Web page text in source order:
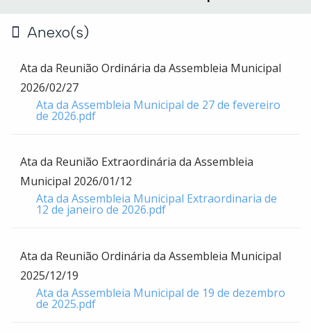
Anexo(s)
Ata da Reunião Ordinária da Assembleia Municipal
2026/02/27
Ata da Assembleia Municipal de 27 de fevereiro
de 2026.pdf
Ata da Reunião Extraordinária da Assembleia
Municipal 2026/01/12
Ata da Assembleia Municipal Extraordinaria de
12 de janeiro de 2026.pdf
Ata da Reunião Ordinária da Assembleia Municipal
2025/12/19
Ata da Assembleia Municipal de 19 de dezembro
de 2025.pdf